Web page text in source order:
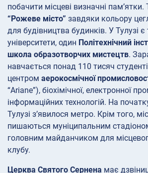
побачити місцеві визначні
“Рожеве місто” завдяки кольору
для будівництва будинків. У Тулузі
університети, один Політехнічний
школа образотворчих мистецтв.
навчається понад 110 тисяч
центром аерокосмічної
“Ariane”), біохімічної, електронної
інформаційних технологій. На
Тулузі з’явилося метро. Крім того,
пишаються муніципальним
головним майданчиком для
клубу.
Церква Святого Сернена має